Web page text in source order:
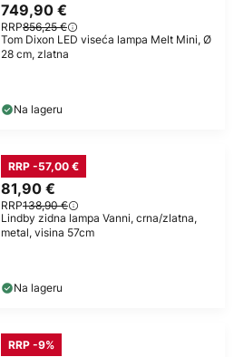
749,90 €
RRP856,25 €
Tom Dixon LED viseća lampa Melt Mini, Ø
28 cm, zlatna
Na lageru
81,90 €
RRP138,90 €
RRP -57,00 €
Lindby zidna lampa Vanni, crna/zlatna,
metal, visina 57cm
Na lageru
RRP -9%